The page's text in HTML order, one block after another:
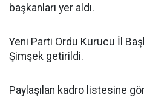
başkanları yer aldı.
Yeni Parti Ordu Kurucu İl
Şimşek getirildi.
Paylaşılan kadro listesine